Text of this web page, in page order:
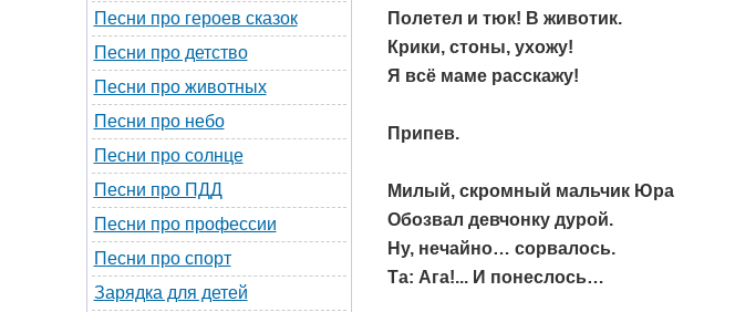
Песни про героев сказок
Песни про детство
Песни про животных
Песни про небо
Песни про солнце
Песни про ПДД
Песни про профессии
Песни про спорт
Зарядка для детей
Полетел и тюк! В животик.
Крики, стоны, ухожу!
Я всё маме расскажу!
Припев.
Милый, скромный мальчик Юра
Обозвал девчонку дурой.
Ну, нечайно… сорвалось.
Та: Ага!... И понеслось…